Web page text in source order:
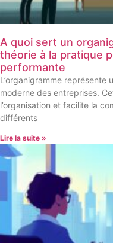
A quoi sert un
théorie à la pratique
performante
L’organigramme représente
moderne des entreprises.
l’organisation et facilite la
différents
Lire la suite »